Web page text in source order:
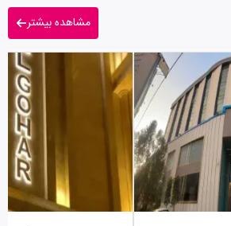
مشاهده بیشتر